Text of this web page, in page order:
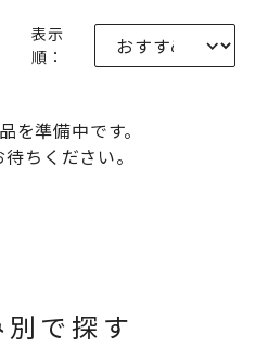
表示
順：
を準備中です。
ちください。
で探す